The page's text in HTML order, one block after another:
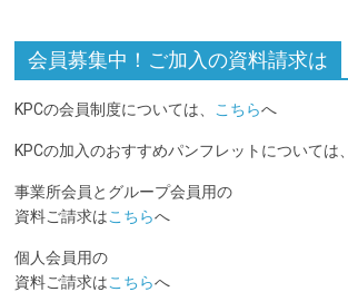
会員募集中！ご加入の資料請求は
KPCの会員制度については、 こちらへ
KPCの加入のおすすめパンフレットについては、
事業所会員とグループ会員用の
資料ご請求はこちらへ
個人会員用の
資料ご請求はこちらへ